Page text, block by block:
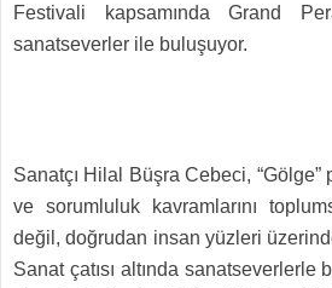
Festivali kapsamında Grand
sanatseverler ile buluşuyor.
Sanatçı Hilal Büşra Cebeci,
ve sorumluluk kavramlarını
değil, doğrudan insan yüzleri
Sanat çatısı altında